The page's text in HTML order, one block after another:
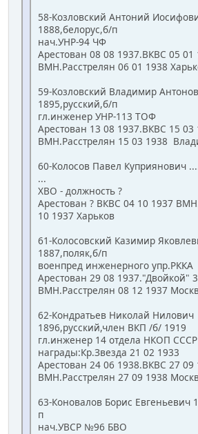
58-Козловский Антоний
1888,белорус,б/п
нач.УНР-94 ЧФ
Арестован 08 08 1937.ВКВС 05 01
ВМН.Расстрелян 06 01 1938
59-Козловский Владимир
1895,русский,б/п
гл.инженер УНР-113 ТОФ
Арестован 13 08 1937.ВКВС 15 03
ВМН.Расстрелян 15 03 1938
60-Колосов Павел Куприянович
...
ХВО - должность ?
Арестован ? ВКВС 04 10 1937
10 1937 Харьков
61-Колосовский Казимир
1887,поляк,б/п
военпред инженерного упр.РККА
Арестован 29 08 1937."Двойкой"
ВМН.Расстрелян 08 12 1937
62-Кондратьев Николай Нилович
1896,русский,член ВКП /б/ 1919
гл.инженер 14 отдела НКОП СССР
награды:Кр.Звезда 21 02 1933
Арестован 24 06 1938.ВКВС 27 09
ВМН.Расстрелян 27 09 1938
63-Коновалов Борис Евгеньевич
п
нач.УВСР №96 БВО